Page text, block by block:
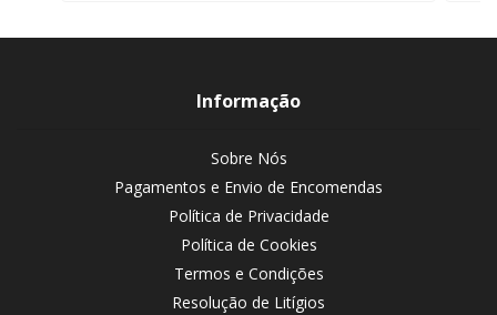
Informação
Sobre Nós
Pagamentos e Envio de Encomendas
Política de Privacidade
Política de Cookies
Termos e Condições
Resolução de Litígios